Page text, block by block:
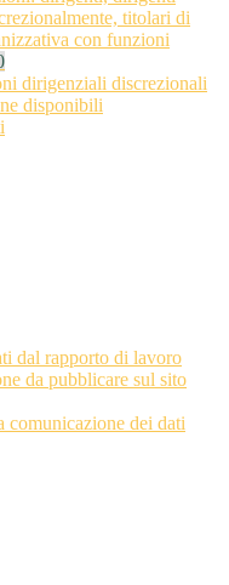
titolari di
con funzioni
dirigenziali discrezionali
disponibili
dal rapporto di lavoro
da pubblicare sul sito
comunicazione dei dati